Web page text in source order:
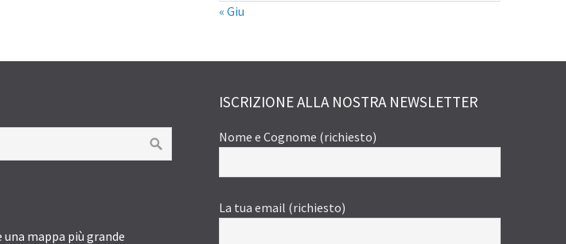
« Giu
ISCRIZIONE ALLA NOSTRA NEWSLETTER
Nome e Cognome (richiesto)
La tua email (richiesto)